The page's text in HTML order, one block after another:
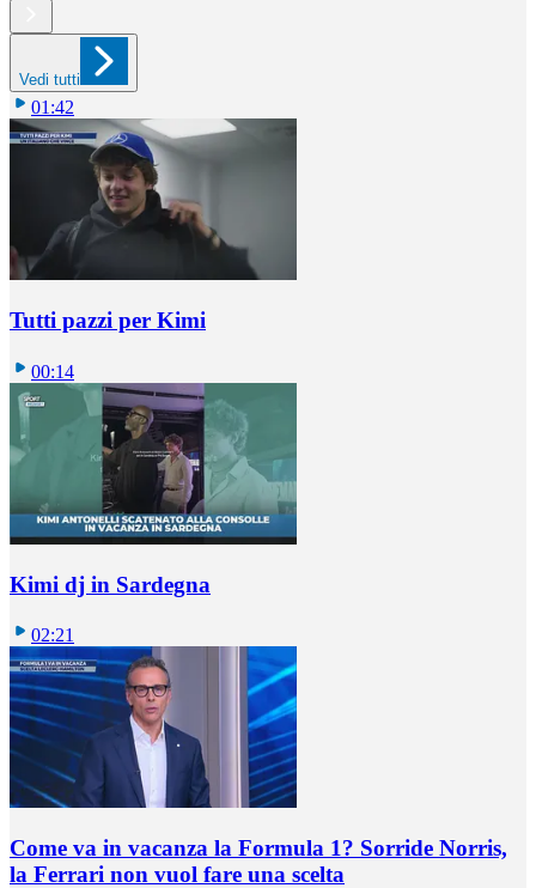
Vedi tutti
01:42
Tutti pazzi per Kimi
00:14
Kimi dj in Sardegna
02:21
Come va in vacanza la Formula 1? Sorride Norris,
la Ferrari non vuol fare una scelta